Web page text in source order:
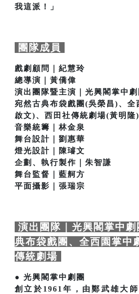
我這派！」
團隊成員
戲劇顧問｜紀慧玲
總導演｜黃僑偉
演出團隊暨主演｜光興閣掌中
宛然古典布袋戲團(吳榮昌)、全
啟文)、西田社傳統劇場(黃明隆)
音樂統籌｜林金泉
舞台設計｜劉惠華
燈光設計｜陳璿文
企劃、執行製作｜朱智謙
舞台監督｜藍舸方
平面攝影｜張瑞宗
演出團隊｜光興閣掌中
典布袋戲團、全西園掌中
傳統劇場
● 光興閣掌中劇團
創立於1961年，由鄭武雄大